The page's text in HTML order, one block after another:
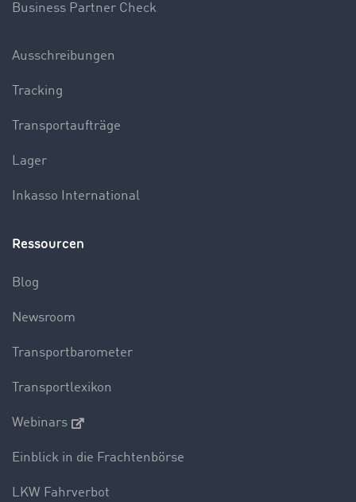
Business Partner Check
Ausschreibungen
Tracking
Transportaufträge
Lager
Inkasso International
Ressourcen
Blog
Newsroom
Transportbarometer
Transportlexikon
Webinars
Einblick in die Frachtenbörse
LKW Fahrverbot